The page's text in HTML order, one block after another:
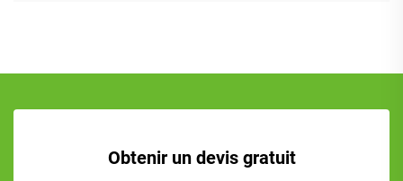
Obtenir un devis gratuit